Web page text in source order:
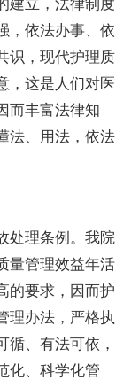
建立，法律制度
，依法办事、依
识，现代护理质
，这是人们对医
而丰富法律知
法、用法，依法
处理条例。我院
量管理效益年活
的要求，因而护
理办法，严格执
循、有法可依，
化、科学化管